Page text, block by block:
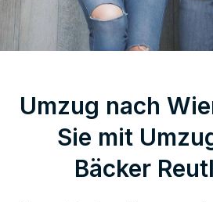
Umzug nach
Sie mit
Bäcker